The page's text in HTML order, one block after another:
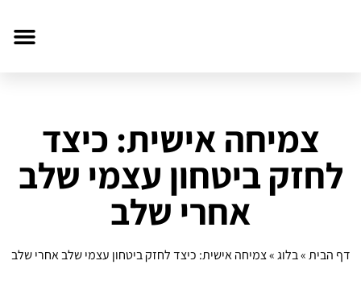
צמיחה אישית: כיצד
לחזק ביטחון עצמי שלב
אחרי שלב
דף הבית»בלוג»צמיחה אישית: כיצד לחזק ביטחון עצמי שלב אחרי שלב